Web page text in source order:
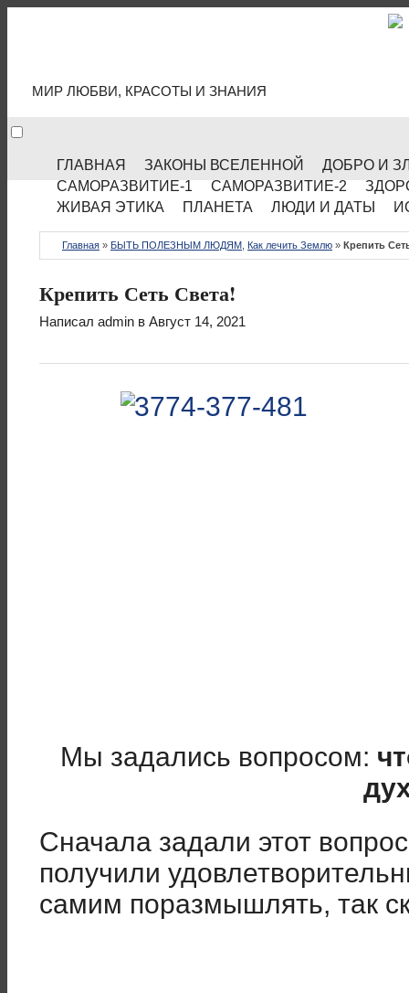
МИР ЛЮБВИ, КРАСОТЫ И ЗНАНИЯ
ГЛАВНАЯ ЗАКОНЫ ВСЕЛЕННОЙ
ДОБРО И
САМОРАЗВИТИЕ-1
САМОРАЗВИТИЕ-2
ЖИВАЯ ЭТИКА
ПЛАНЕТА ЛЮДИ И ДАТЫ
Главная » БЫТЬ ПОЛЕЗНЫМ ЛЮДЯМ Как лечить Землю » Крепить
Крепить Сеть Света!
Написал admin в Август 14, 2021
Мы задались вопросом:
Сначала задали этот
получили
самим поразмышлять, так